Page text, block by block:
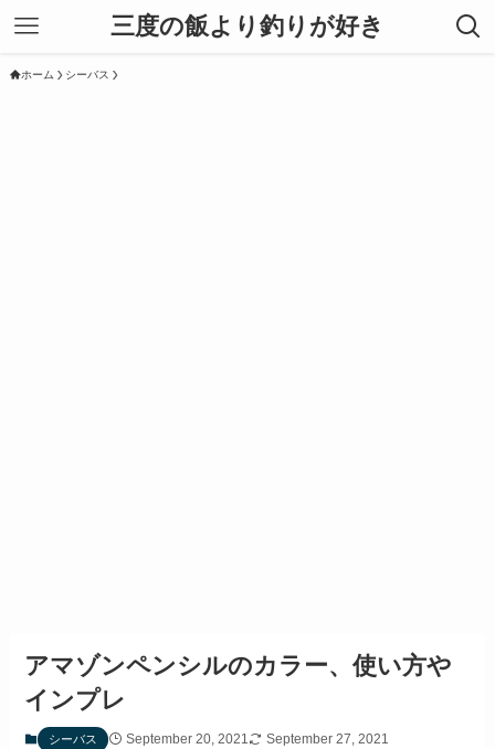
三度の飯より釣りが好き
ホーム シーバス
アマゾンペンシルのカラー、使い方や
インプレ
シーバス September 20, 2021
September 27, 2021